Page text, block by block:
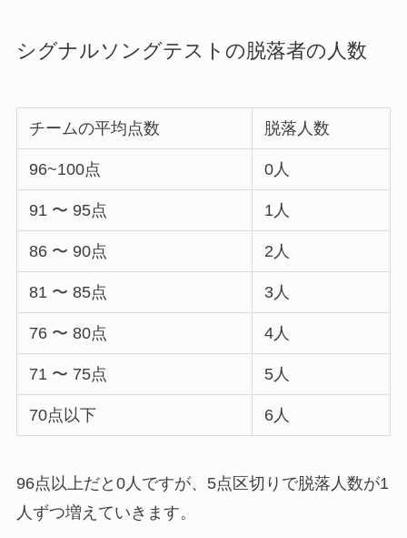
シグナルソングテストの脱落者の人数
チームの平均点数 脱落人数
96~100点 0人
91 〜 95点 1人
86 〜 90点 2人
81 〜 85点 3人
76 〜 80点 4人
71 〜 75点 5人
70点以下 6人
96点以上だと0人ですが、5点区切りで脱落人数が1
人ずつ増えていきます。